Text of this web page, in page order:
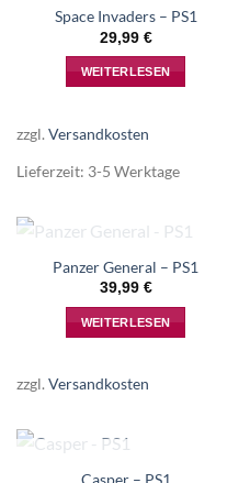
NICHT VORRÄTIG
Space Invaders – PS1
29,99 €
WEITERLESEN
zzgl. Versandkosten
Lieferzeit: 3-5 Werktage
NICHT VORRÄTIG
Panzer General – PS1
39,99 €
WEITERLESEN
zzgl. Versandkosten
NICHT VORRÄTIG